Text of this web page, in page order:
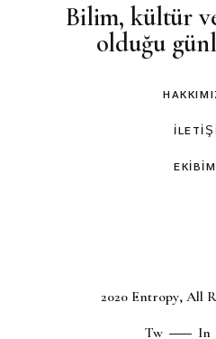
Bilim, kültür
olduğu
2020 Entropy, All
Tw
In